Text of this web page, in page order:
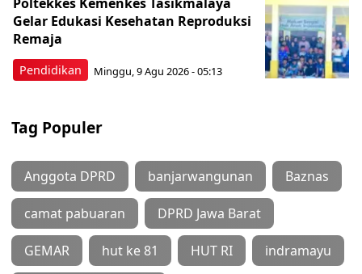
Pendidikan
Gelar Edukasi Kesehatan Reproduksi
Remaja
Minggu, 9 Agu 2026 - 05:13
Tag Populer
Anggota DPRD banjarwangunan Baznas
camat pabuaran DPRD Jawa Barat
GEMAR hut ke 81 HUT RI indramayu